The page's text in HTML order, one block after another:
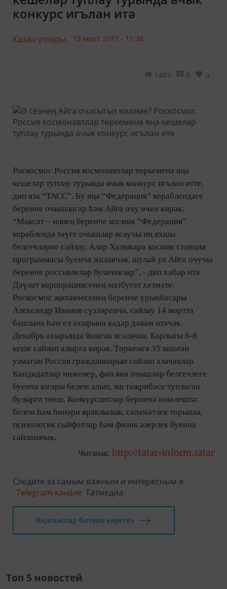
конкурс игълан итә
Казан утлары, 15 март 2017 - 11:38
1483 0 0
Роскосмос Россия космонавтлар төркеменә яңа
кешеләр туплау турында ачык конкурс игълан итте,
дип яза “ТАСС”. Бу яңа “Федерация” кораблендәге
беренче очышлагар һәм Айга очу өчен кирәк.
“Максат – илнең беренче космик “Федерация”
кораблендә тәүге очышлар ясаучы иң яхшы
белгечләрне сайлау. Алар Халыкара космик станция
программасы буенча эшләячәк, шулай ук Айга очучы
беренче россиялеләр булачаклар”, - дип хәбәр итә
Дәүләт корпорациясенең матбугат хезмәте.
Роскосмос җитәкчесенең беренче урынбасары
Александр Иванов сүзләренчә, сайлау 14 мартта
башлана һәм ел ахырына кадәр дәвам итәчәк.
Декабрь ахырында йомгак ясалачак. Барлыгы 6-8
кеше сайлап алырга кирәк. Төркемгә 35 яшьтән
узмаган Россия гражданнарын сайлап алачаклар.
Кандидатлар инженер, фән яки очышлар белгечлеге
буенча югары белем алып, эш тәҗрибәсе туплаган
булырга тиеш. Конкурсантлар берничә юнәлештә:
белем һәм һөнәри яраклылык, сәламәтлек торышы,
психологик сыйфатлар һәм физик әзерлек буенча
сайланачак.
Чыганак: http://tatar-inform.tatar
Следите за самым важным и интересным в
Telegram-канале Татмедиа
Яңалыклар битенә керегез
Топ 5 новостей